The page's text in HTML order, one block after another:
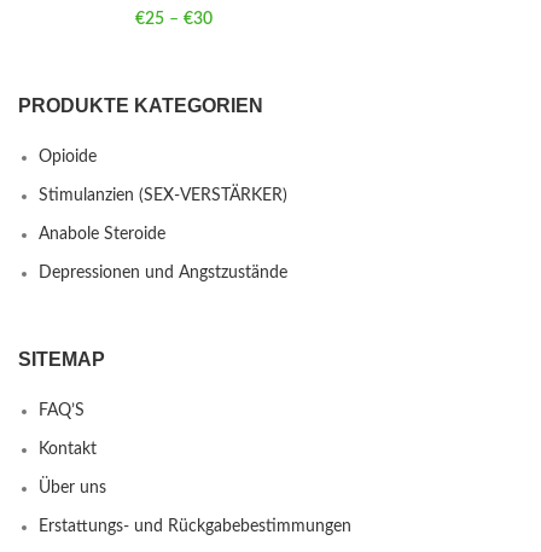
€25 – €30
PRODUKTE KATEGORIEN
Opioide
Stimulanzien (SEX-VERSTÄRKER)
Anabole Steroide
Depressionen und Angstzustände
SITEMAP
FAQ’S
Kontakt
Über uns
Erstattungs- und Rückgabebestimmungen